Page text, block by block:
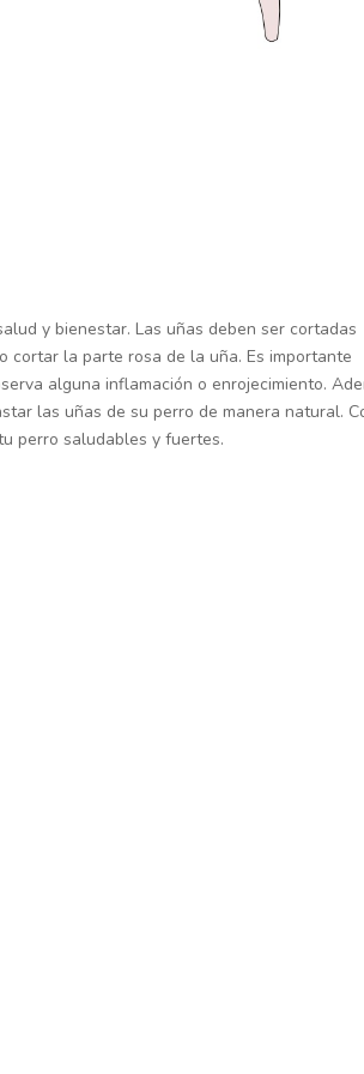
y bienestar. Las uñas deben ser cortadas
cortar la parte rosa de la uña. Es importante
alguna inflamación o enrojecimiento.
las uñas de su perro de manera natural.
perro saludables y fuertes.